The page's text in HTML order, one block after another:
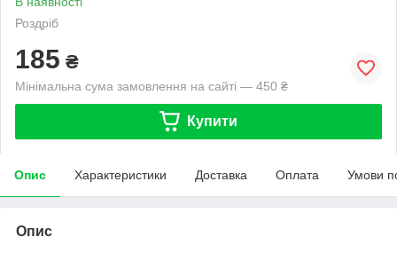
Роздріб
185 ₴
Мінімальна сума замовлення на сайті — 450 ₴
Купити
Опис Характеристики Доставка Оплата Умови
Опис